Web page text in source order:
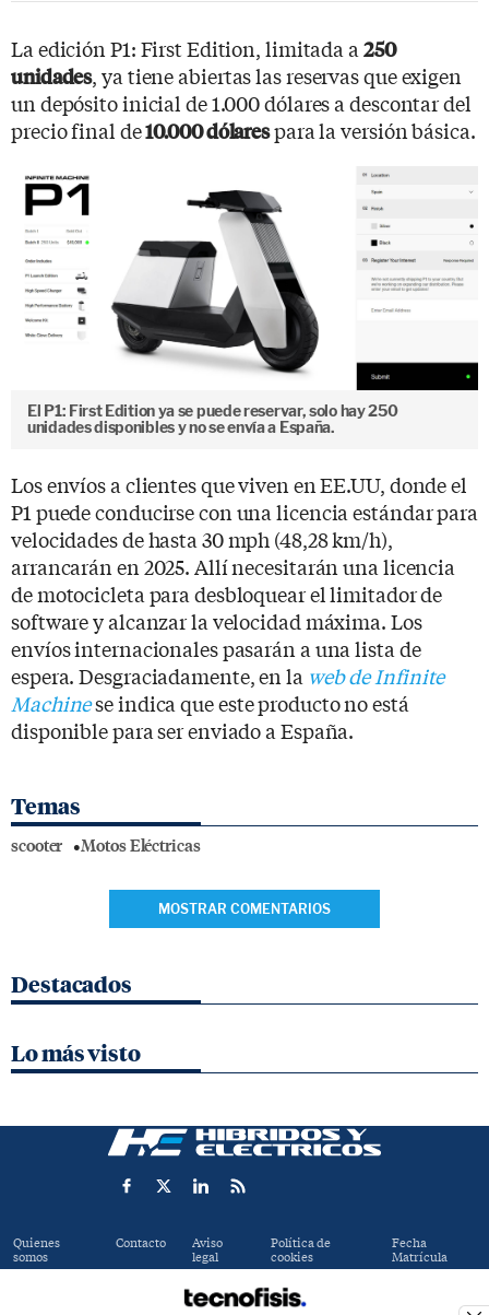
La edición P1: First Edition, limitada a 250
unidades, ya tiene abiertas las reservas que exigen
un depósito inicial de 1.000 dólares a descontar del
precio final de10.000 dólarespara la versión básica.
El P1: First Edition ya se puede reservar, solo hay 250
unidades disponibles y no se envía a España.
Los envíos a clientes que viven en EE.UU, donde el
P1 puede conducirse con una licencia estándar para
velocidades de hasta 30 mph (48,28 km/h),
arrancarán en 2025. Allí necesitarán una licencia
de motocicleta para desbloquear el limitador de
software y alcanzar la velocidad máxima. Los
envíos internacionales pasarán a una lista de
espera. Desgraciadamente, en la web de Infinite
Machinese indica que este producto no está
disponible para ser enviado a España.
Temas
scooter Motos Eléctricas
MOSTRAR COMENTARIOS
Destacados
Lo más visto
Quienes
somos
Contacto Aviso
legal
Política de
cookies
Fecha
Matrícula